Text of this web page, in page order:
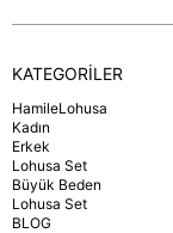
KATEGORİLER
HamileLohusa
Kadın
Erkek
Lohusa Set
Büyük Beden
Lohusa Set
BLOG